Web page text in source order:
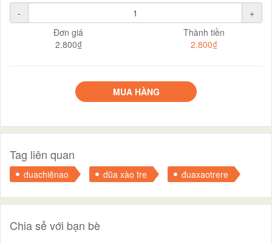
-
+
Đơn giá
2.800₫
Thành tiền
2.800₫
MUA HÀNG
Tag liên quan
duachiẽnao dũa xào tre đuaxaotrere
Chia sẻ với bạn bè